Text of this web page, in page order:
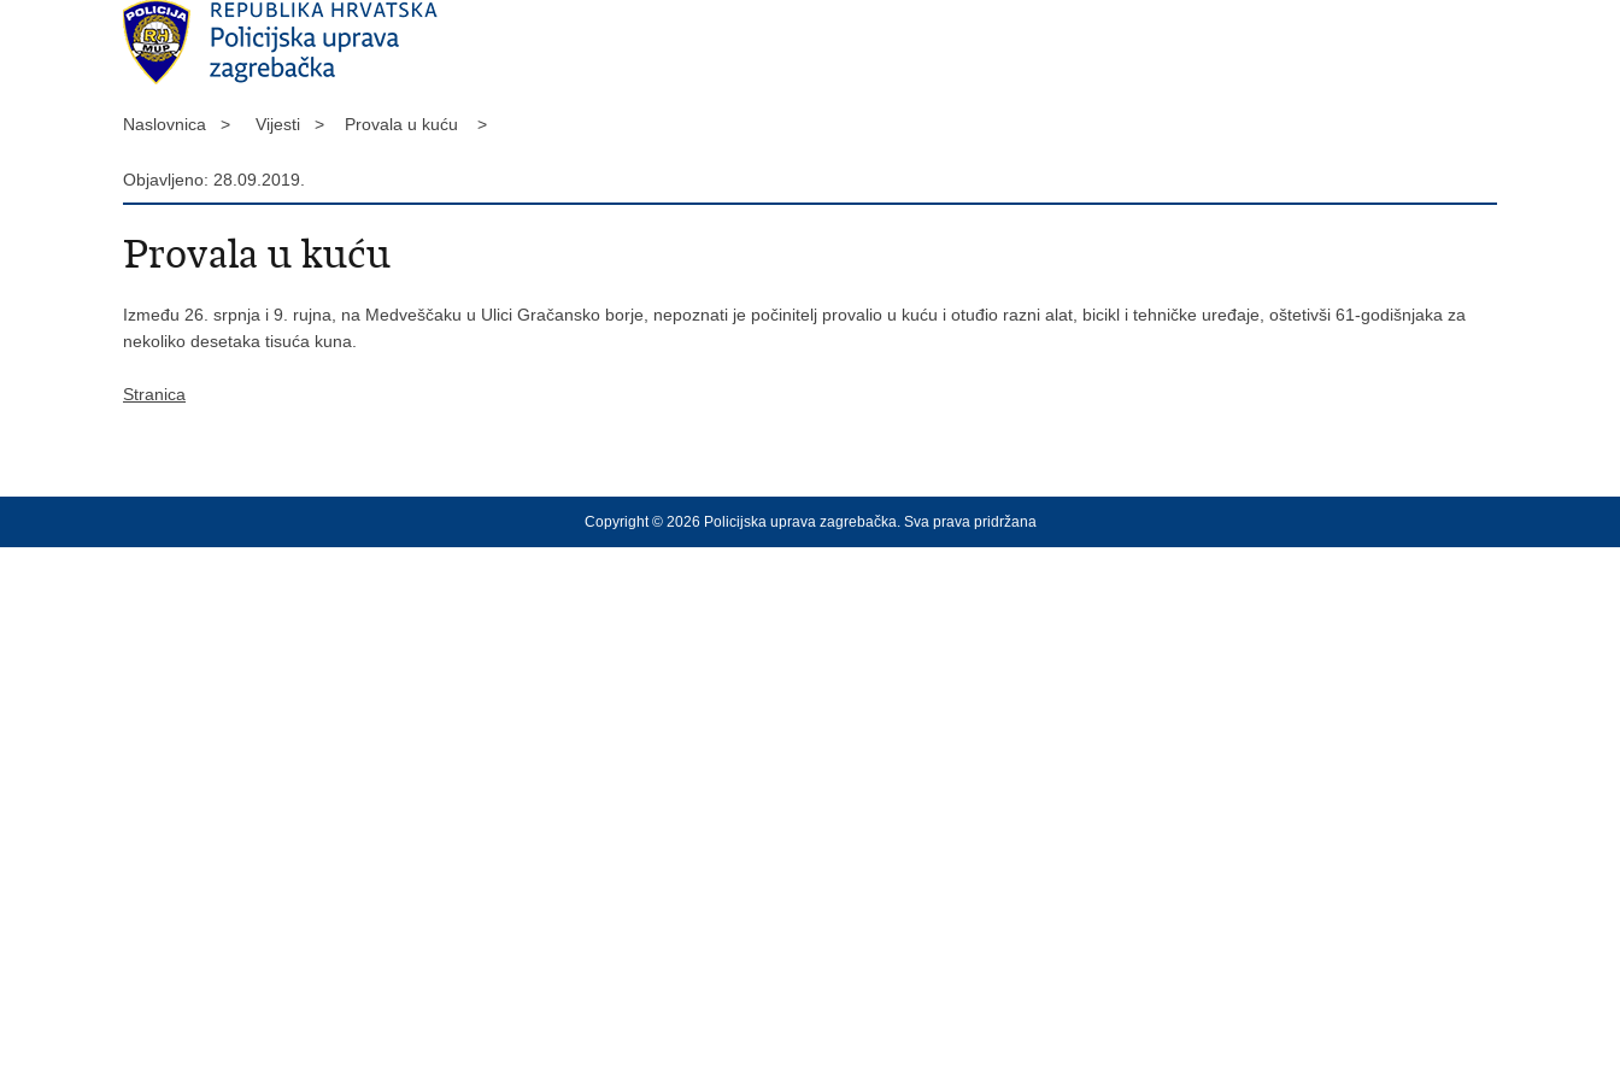
Naslovnica > Vijesti > Provala u kuću >
Objavljeno: 28.09.2019.
Provala u kuću
Između 26. srpnja i 9. rujna, na Medveščaku u Ulici Gračansko borje, nepoznati je počinitelj provalio u kuću i otuđio razni alat, bicikl i tehničke uređaje, oštetivši 61-godišnjaka za
nekoliko desetaka tisuća kuna.
Stranica
Copyright © 2026 Policijska uprava zagrebačka. Sva prava pridržana